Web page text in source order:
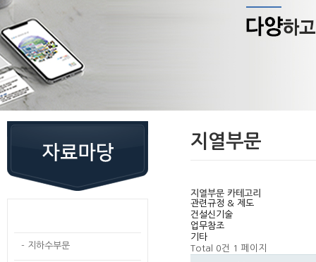
- 지하수부문
지열부문
지열부문 카테고리
관련규정 & 제도
건설신기술
업무참조
기타
Total 0건
1 페이지